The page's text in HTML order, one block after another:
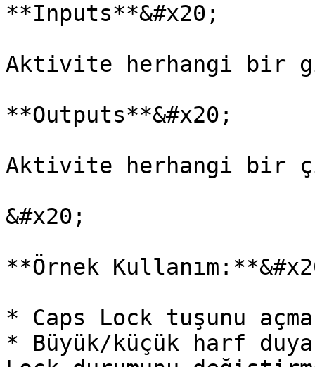
**Inputs**&#x20;
Aktivite herhangi bir
**Outputs**&#x20;
Aktivite herhangi bir
&#x20;
**Örnek
* Caps Lock tuşunu
* Büyük/küçük harf